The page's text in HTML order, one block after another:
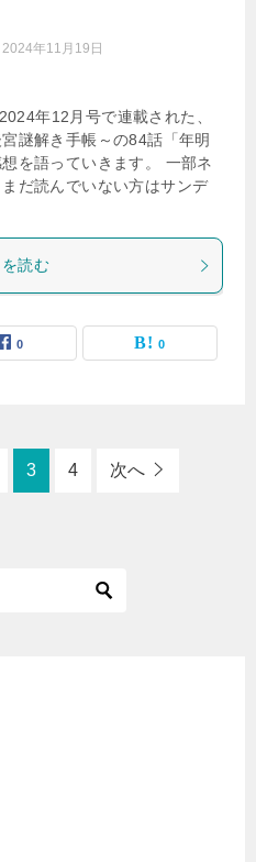
2024年11月19日
年12月号で連載された、
謎解き手帳～の84話「年明
を語っていきます。 一部ネ
だ読んでいない方はサンデ
読む
0 0
3 4 次へ